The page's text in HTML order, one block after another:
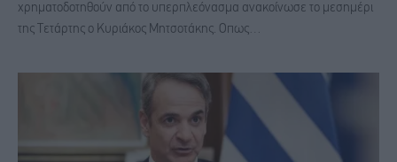
χρηματοδοτηθούν από το υπερπλεόνασμα ανακοίνωσε το μεσημέρι
της Τετάρτης ο Κυριάκος Μητσοτάκης. Οπως…